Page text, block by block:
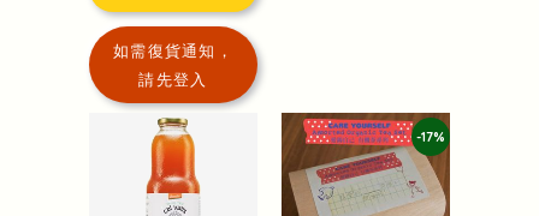
如需復貨通知，
請先登入
-17%